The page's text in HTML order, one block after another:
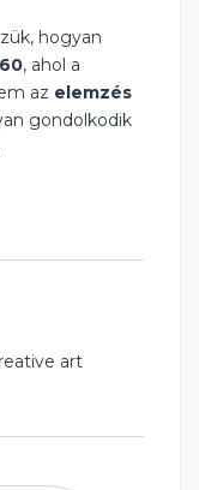
hogyan
, ahol a
az elemzés
gondolkodik
art